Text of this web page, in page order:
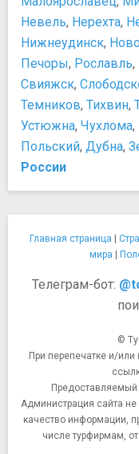
Невель, Нерехта,
Нижнеудинск,
Печоры, Рославль,
Свияжск,
Темников, Тихвин,
Устюжна, Чухлома,
Польский, Дубна,
России
Главная страница
мира
Телеграм-бот:
©
При перепечатке и/
Администрация сайта не
качество информации,
числе турфирмам,